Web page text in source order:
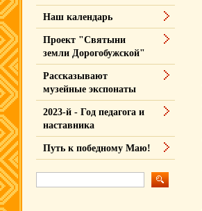
Наш календарь
Проект "Святыни
земли Дорогобужской"
Рассказывают
музейные экспонаты
2023-й - Год педагога и
наставника
Путь к победному Маю!